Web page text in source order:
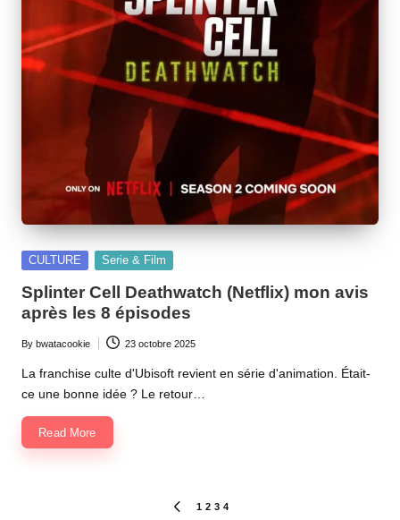
Posted
CULTURE Serie & Film
Splinter Cell Deathwatch (Netflix) mon avis
après les 8 épisodes
Posted
by
By bwatacookie 23 octobre 2025
La franchise culte d'Ubisoft revient en série d'animation. Était-
ce une bonne idée ? Le retour…
Read More
PREVIOUS
1 2 3 4